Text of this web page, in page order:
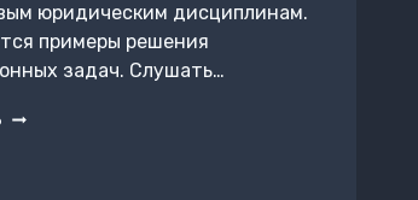
юридическим дисциплинам.
примеры решения
задач. Слушать…
СПОСОБЫ